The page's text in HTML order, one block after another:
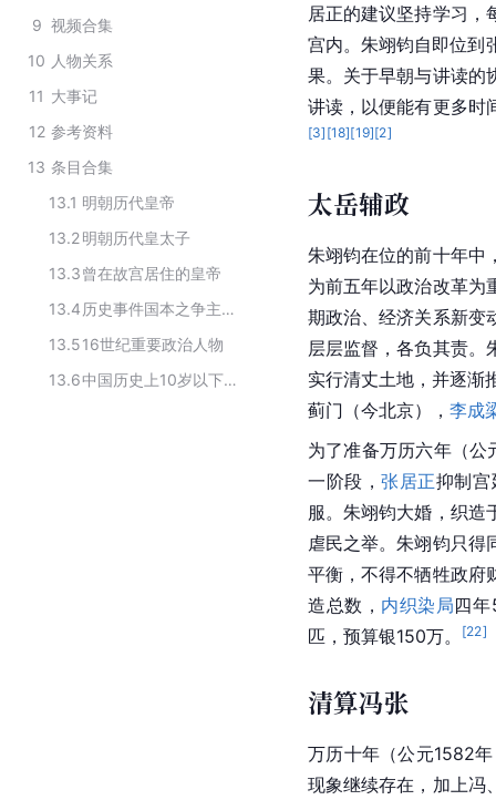
9 视频合集
10 人物关系
11 大事记
12 参考资料
13 条目合集
13.1 明朝历代皇帝
13.2明朝历代皇太子
13.3曾在故宫居住的皇帝
13.4
历史事件国本之争主要人物
13.516世纪重要政治人物
13.6
中国历史上10岁以下登基皇帝
居正的建议坚持学习，
宫内。朱翊钧自即位到
果。关于早朝与讲读的
讲读，以便能有更多时
[3] [18][19][2]
太岳辅政
朱翊钧在位的前十年中
为前五年以政治改革为
期政治、经济关系新变
层层监督，各负其责。
实行清丈土地，并逐渐
蓟门（今北京）， 李成
为了准备万历六年（公
一阶段，张居正抑制宫
服。朱翊钧大婚，织造
虐民之举。朱翊钧只得
平衡，不得不牺牲政府
造总数， 内织染局四
匹，预算银150万。
[22]
清算冯张
万历十年（公元1582
现象继续存在，加上冯